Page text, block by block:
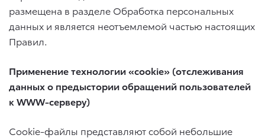
размещена в разделе Обработка персональных
данных и является неотъемлемой частью настоящих
Правил.
Применение технологии «cookie» (отслеживания
данных о предыстории обращений пользователей
к WWW-серверу)
Cookie-файлы представляют собой небольшие